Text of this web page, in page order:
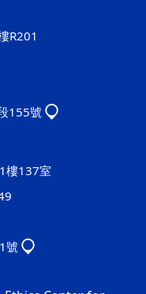
R201
155號
樓137室
號